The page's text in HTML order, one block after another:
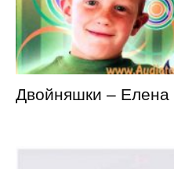
Двойняшки – Елена